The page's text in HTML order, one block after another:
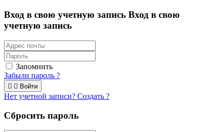
Вход в свою учетную запись Вход в свою
учетную запись
Запомнить
Забыли пароль ?
  Войти
Нет учетной записи? Создать ?
Сбросить пароль